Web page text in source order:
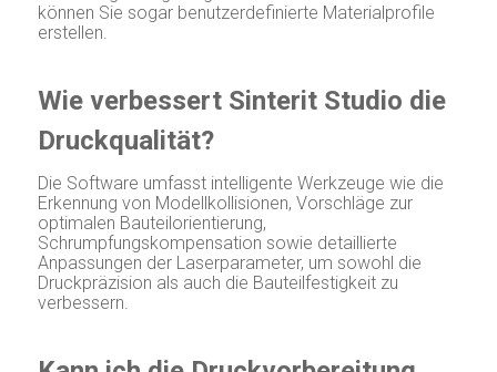
können Sie sogar benutzerdefinierte Materialprofile
erstellen.
Wie verbessert Sinterit Studio die
Druckqualität?
Die Software umfasst intelligente Werkzeuge wie die
Erkennung von Modellkollisionen, Vorschläge zur
optimalen Bauteilorientierung,
Schrumpfungskompensation sowie detaillierte
Anpassungen der Laserparameter, um sowohl die
Druckpräzision als auch die Bauteilfestigkeit zu
verbessern.